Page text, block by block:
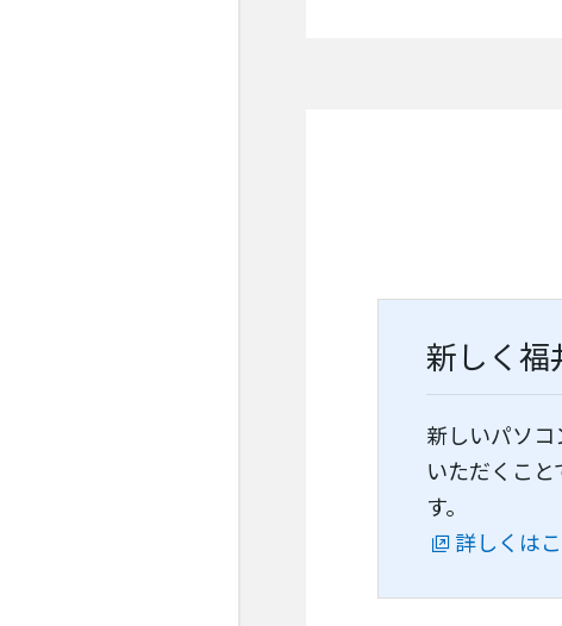
新しく福
新しいパソコ
いただくこ
す。
詳しくは